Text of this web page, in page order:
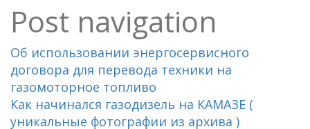
Post navigation
Об использовании энергосервисного
договора для перевода техники на
газомоторное топливо
Как начинался газодизель на КАМАЗЕ (
уникальные фотографии из архива )